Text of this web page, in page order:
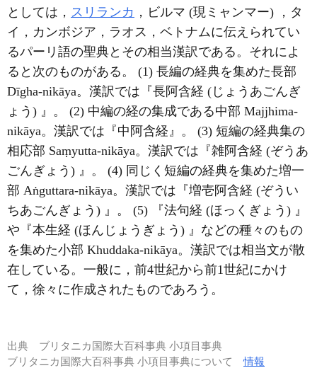
としては， スリランカ ，ビルマ (現ミャンマー) ，タ
イ，カンボジア，ラオス，ベトナムに伝えられてい
るパーリ語の聖典とその相当漢訳である。それによ
ると次のものがある。 (1) 長編の経典を集めた長部
Dīgha-nikāya。漢訳では『長阿含経 (じょうあごんぎ
ょう) 』。 (2) 中編の経の集成である中部 Majjhima-
nikāya。漢訳では『中阿含経』。 (3) 短編の経典集の
相応部 Saṃyutta-nikāya。漢訳では『雑阿含経 (ぞうあ
ごんぎょう) 』。 (4) 同じく短編の経典を集めた増一
部 Aṅguttara-nikāya。漢訳では『増壱阿含経 (ぞうい
ちあごんぎょう) 』。 (5) 『法句経 (ほっくぎょう) 』
や『本生経 (ほんじょうぎょう) 』などの種々のもの
を集めた小部 Khuddaka-nikāya。漢訳では相当文が散
在している。一般に，前4世紀から前1世紀にかけ
て，徐々に作成されたものであろう。
出典 ブリタニカ国際大百科事典 小項目事典
ブリタニカ国際大百科事典 小項目事典について情報